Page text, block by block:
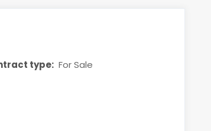
type: For Sale